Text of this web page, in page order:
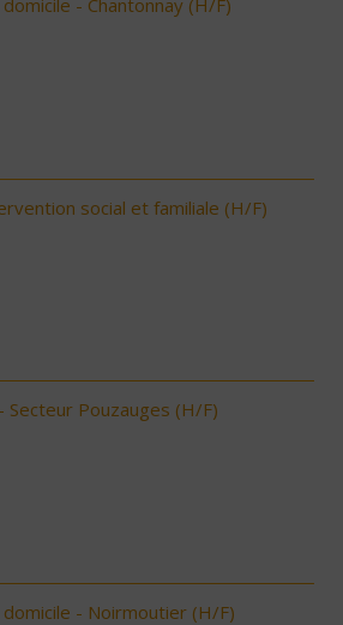
- Chantonnay (H/F)
social et familiale (H/F)
Secteur Pouzauges (H/F)
- Noirmoutier (H/F)